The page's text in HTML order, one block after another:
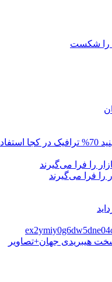
فرا می‌گیرند